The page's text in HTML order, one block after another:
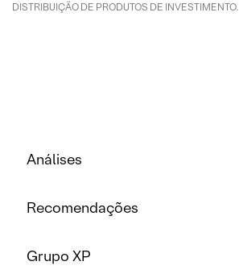
DISTRIBUIÇÃO DE PRODUTOS DE INVESTIMENTO.
Análises
Recomendações
Grupo XP